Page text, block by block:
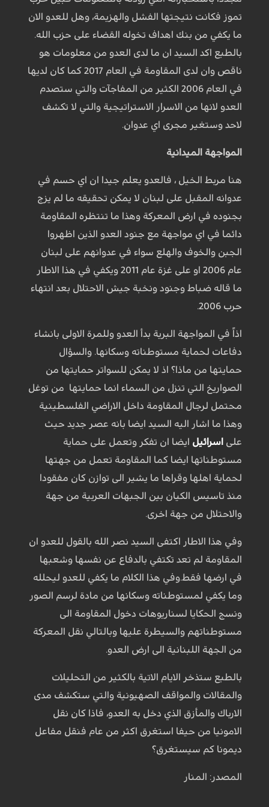
تموز فكانت نتيجتها الفشل والهزيمة، وهل للعدو الان
ما يكفي من بنك اهداف تخوله القضاء على حزب الله.
بالطبع اكد السيد ان ما لدى العدو من معلومات هو
ناقص وان لدى المقاومة في العام 2017 كما كان لديها
في العام 2006 الكثير من المفاجآت والتي ستصدم
العدو لانها من الاسرار الاستراتيجية والتي لا تكشف
لاحد وستغير مجرى اي عدوان.
المواجهة الميدانية
هنا مربط الخيل ، فالعدو يعلم جيدا ان اي حسم في
عدوانه المقبل على لبنان لا يمكن تحقيقه ما لم يزج
بجنوده في ارض المعركة وهذا ما تنتظره المقاومة
دائما في اي مواجهة مع جنود العدو الذين اظهروا
الجبن والخوف والهلع سواء في عدوانهم على لبنان
عام 2006 او على غزة عام 2011 ويكفي في هذا الاطار
ما قاله ضباط وجنود ونخبة جيش الاحتلال بعد انتهاء
حرب 2006.
اذاً في المواجهة البرية بدأ العدو وللمرة الاولى بانشاء
دفاعات لحماية مستوطناته وسكانها. والسؤال
حمايتها من ماذا؟ اذ لا يمكن للسواتر حمايتها من
الصواريخ التي تنزل من السماء انما حمايتها من توغل
محتمل لرجال المقاومة داخل الاراضي الفلسطينية
وهذا ما اشار اليه السيد ايضا بانه عصر جديد حيث
على اسرائيل ايضا ان تفكر وتعمل على حماية
مستوطناتها ايضا كما المقاومة تعمل من جهتها
لحماية اهلها وقراها ما يشير الى توازن كان مفقودا
منذ تاسيس الكيان بين الجبهات العربية من جهة
والاحتلال من جهة اخرى.
وفي هذا الاطار اكتفى السيد نصر الله بالقول للعدو ان
المقاومة لم تعد تكتفي بالدفاع عن نفسها وشعبها
في ارضها فقط.وفي هذا الكلام ما يكفي للعدو ليحلله
وما يكفي لمستوطناته وسكانها من مادة لرسم الصور
ونسج الحكايا لسناريوهات دخول المقاومة الى
مستوطناتهم والسيطرة عليها وبالتالي نقل المعركة
من الجهة اللبنانية الى ارض العدو.
بالطبع ستذخر الايام الاتية بالكثير من التحليلات
والمقالات والمواقف الصهيونية والتي ستكشف مدى
الارباك والمأزق الذي دخل به العدو، فاذا كان نقل
الامونيا من حيفا استغرق اكثر من عام فنقل مفاعل
ديمونا كم سيستغرق؟
المصدر: المنار